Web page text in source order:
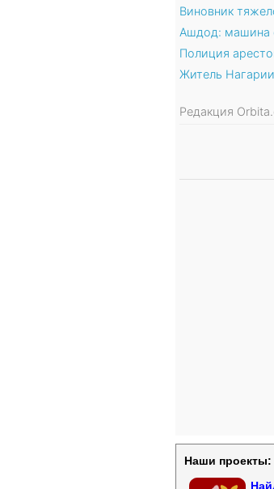
Виновник
Ашдод: машина
Полиция
Житель
Редакция
Наши проекты: